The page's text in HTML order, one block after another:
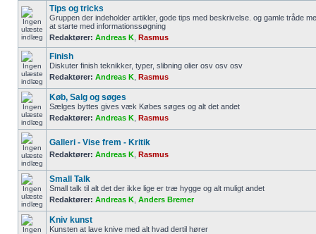
Tips og tricks
Gruppen der indeholder artikler, gode tips med beskrivelse. og gamle tråde
at starte med informationssøgning
Redaktører: Andreas K Rasmus
Finish
Diskuter finish teknikker, typer, slibning olier osv osv osv
Redaktører: Andreas K Rasmus
Køb, Salg og søges
Sælges byttes gives væk Købes søges og alt det andet
Redaktører: Andreas K Rasmus
Galleri - Vise frem - Kritik
Redaktører: Andreas K Rasmus
Small Talk
Small talk til alt det der ikke lige er træ hygge og alt muligt andet
Redaktører: Andreas K Anders Bremer
Kniv kunst
Kunsten at lave knive med alt hvad dertil hører